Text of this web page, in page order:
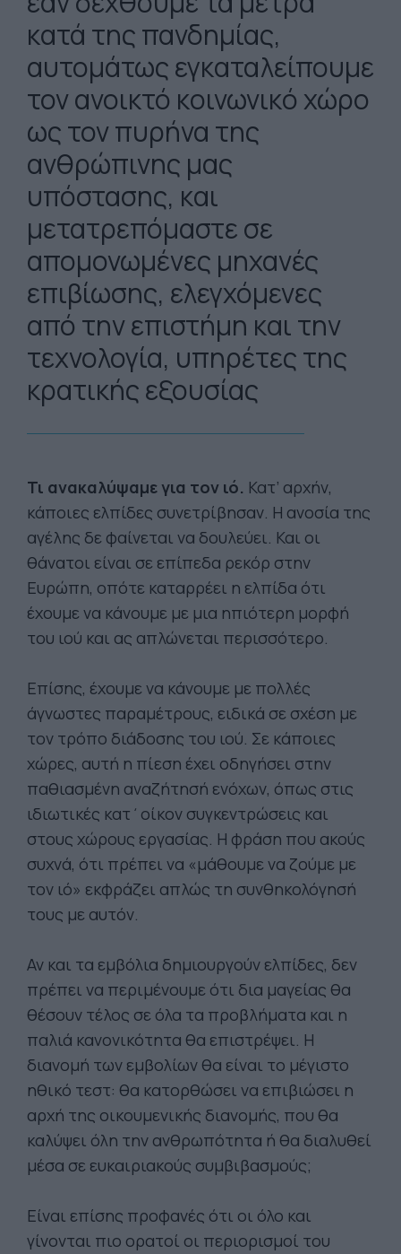
κατά της πανδημίας,
αυτομάτως εγκαταλείπουμε
τον ανοικτό κοινωνικό χώρο
ως τον πυρήνα της
ανθρώπινης μας
υπόστασης, και
μετατρεπόμαστε σε
απομονωμένες μηχανές
επιβίωσης, ελεγχόμενες
από την επιστήμη και την
τεχνολογία, υπηρέτες της
κρατικής εξουσίας
Τι ανακαλύψαμε για τον ιό. Κατ’ αρχήν,
κάποιες ελπίδες συνετρίβησαν. Η ανοσία της
αγέλης δε φαίνεται να δουλεύει. Και οι
θάνατοι είναι σε επίπεδα ρεκόρ στην
Ευρώπη, οπότε καταρρέει η ελπίδα ότι
έχουμε να κάνουμε με μια ηπιότερη μορφή
του ιού και ας απλώνεται περισσότερο.
Επίσης, έχουμε να κάνουμε με πολλές
άγνωστες παραμέτρους, ειδικά σε σχέση με
τον τρόπο διάδοσης του ιού. Σε κάποιες
χώρες, αυτή η πίεση έχει οδηγήσει στην
παθιασμένη αναζήτησή ενόχων, όπως στις
ιδιωτικές κατ΄οίκον συγκεντρώσεις και
στους χώρους εργασίας. Η φράση που ακούς
συχνά, ότι πρέπει να «μάθουμε να ζούμε με
τον ιό» εκφράζει απλώς τη συνθηκολόγησή
τους με αυτόν.
Αν και τα εμβόλια δημιουργούν ελπίδες, δεν
πρέπει να περιμένουμε ότι δια μαγείας θα
θέσουν τέλος σε όλα τα προβλήματα και η
παλιά κανονικότητα θα επιστρέψει. Η
διανομή των εμβολίων θα είναι το μέγιστο
ηθικό τεστ: θα κατορθώσει να επιβιώσει η
αρχή της οικουμενικής διανομής, που θα
καλύψει όλη την ανθρωπότητα ή θα διαλυθεί
μέσα σε ευκαιριακούς συμβιβασμούς;
Είναι επίσης προφανές ότι οι όλο και
γίνονται πιο ορατοί οι περιορισμοί του